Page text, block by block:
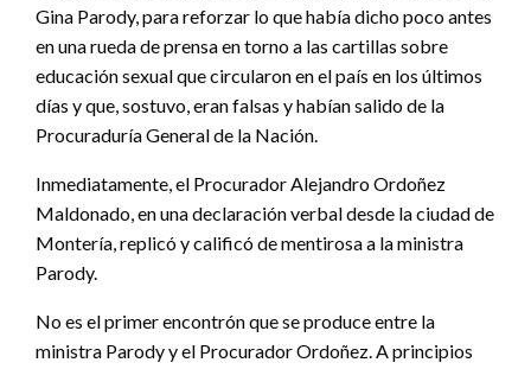
Gina Parody, para reforzar lo que había dicho poco antes
en una rueda de prensa en torno a las cartillas sobre
educación sexual que circularon en el país en los últimos
días y que, sostuvo, eran falsas y habían salido de la
Procuraduría General de la Nación.
Inmediatamente, el Procurador Alejandro Ordoñez
Maldonado, en una declaración verbal desde la ciudad de
Montería, replicó y calificó de mentirosa a la ministra
Parody.
No es el primer encontrón que se produce entre la
ministra Parody y el Procurador Ordoñez. A principios